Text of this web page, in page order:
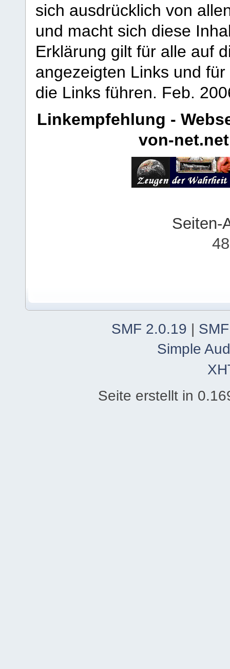
sich ausdrücklich von
und macht sich diese
Erklärung gilt für alle auf
angezeigten Links und
die Links führen. Feb.
Linkempfehlung -
von-net.net
Seiten-
SMF 2.0.19
Simple
Seite erstellt in